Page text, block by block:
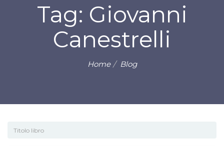
Tag: Giovanni
Canestrelli
Home Blog